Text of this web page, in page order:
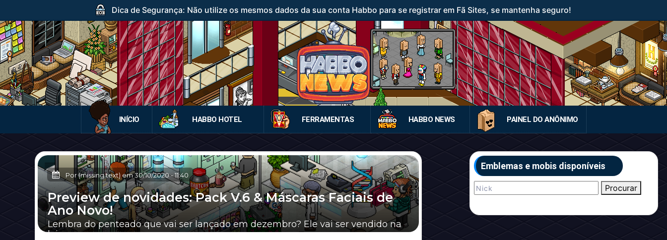
Dica de Segurança: Não utilize os mesmos dados da sua conta Habbo para se registrar em Fã Sites, se mantenha seguro!
INÍCIO HABBO HOTEL FERRAMENTAS HABBO NEWS PAINEL DO ANÔNIMO
Por (missing text) em30/10/2020-11:40
Preview de novidades: Pack V.6 & Máscaras Faciais de
Ano Novo!
Lembra do penteado que vai ser lançado em dezembro? Ele vai ser vendido na
loja.
Emblemas e mobis disponíveis
Procurar